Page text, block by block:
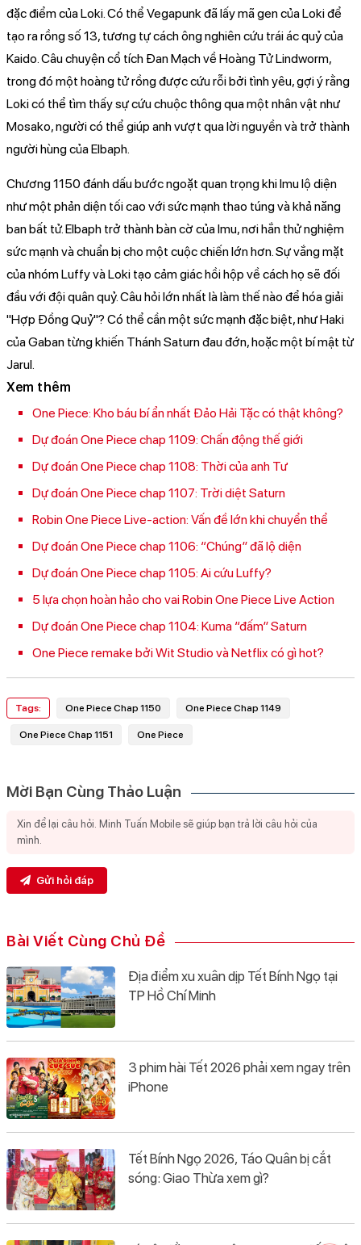
đặc điểm của Loki. Có thể Vegapunk đã lấy mã gen của Loki để
tạo ra rồng số 13, tương tự cách ông nghiên cứu trái ác quỷ của
Kaido. Câu chuyện cổ tích Đan Mạch về Hoàng Tử Lindworm,
trong đó một hoàng tử rồng được cứu rỗi bởi tình yêu, gợi ý rằng
Loki có thể tìm thấy sự cứu chuộc thông qua một nhân vật như
Mosako, người có thể giúp anh vượt qua lời nguyền và trở thành
người hùng của Elbaph.
Chương 1150 đánh dấu bước ngoặt quan trọng khi Imu lộ diện
như một phản diện tối cao với sức mạnh thao túng và khả năng
ban bất tử. Elbaph trở thành bàn cờ của Imu, nơi hắn thử nghiệm
sức mạnh và chuẩn bị cho một cuộc chiến lớn hơn. Sự vắng mặt
của nhóm Luffy và Loki tạo cảm giác hồi hộp về cách họ sẽ đối
đầu với đội quân quỷ. Câu hỏi lớn nhất là làm thế nào để hóa giải
"Hợp Đồng Quỷ"? Có thể cần một sức mạnh đặc biệt, như Haki
của Gaban từng khiến Thánh Saturn đau đớn, hoặc một bí mật từ
Jarul.
Xem thêm
One Piece: Kho báu bí ẩn nhất Đảo Hải Tặc có thật không?
Dự đoán One Piece chap 1109: Chấn động thế giới
Dự đoán One Piece chap 1108: Thời của anh Tư
Dự đoán One Piece chap 1107: Trời diệt Saturn
Robin One Piece Live-action: Vấn đề lớn khi chuyển thể
Dự đoán One Piece chap 1106: “Chúng” đã lộ diện
Dự đoán One Piece chap 1105: Ai cứu Luffy?
5 lựa chọn hoàn hảo cho vai Robin One Piece Live Action
Dự đoán One Piece chap 1104: Kuma “đấm” Saturn
One Piece remake bởi Wit Studio và Netflix có gì hot?
Tags: One Piece Chap 1150 One Piece Chap 1149
One Piece Chap 1151 One Piece
Mời Bạn Cùng Thảo Luận
Gửi hỏi đáp
Bài Viết Cùng Chủ Đề
Địa điểm xu xuân dịp Tết Bính Ngọ tại
TP Hồ Chí Minh
3 phim hài Tết 2026 phải xem ngay trên
iPhone
Tết Bính Ngọ 2026, Táo Quân bị cắt
sóng: Giao Thừa xem gì?